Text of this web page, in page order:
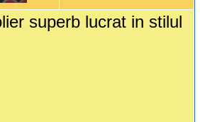
superb lucrat in stilul